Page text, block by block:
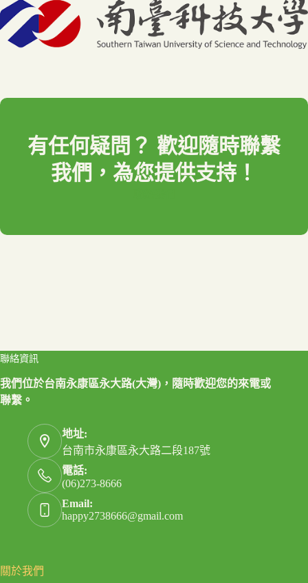
有任何疑問？ 歡迎隨時聯繫
我們，為您提供支持！
聯絡資訊
我們位於台南永康區永大路(大灣)，隨時歡迎您的來電或
聯繫。
地址:
台南市永康區永大路二段187號
電話:
(06)273-8666
Email:
happy2738666@gmail.com
關於我們